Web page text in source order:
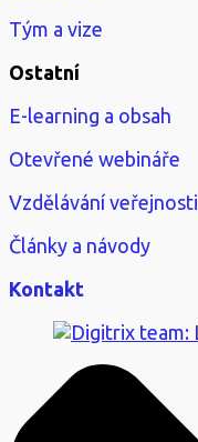
Tým a vize
Ostatní
E-learning a obsah
Otevřené webináře
Vzdělávání veřejnosti
Články a návody
Kontakt